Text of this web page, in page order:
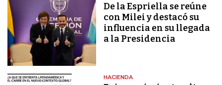
De la Espriella se reúne
con Milei y destacó su
influencia en su llegada
a la Presidencia
HACIENDA